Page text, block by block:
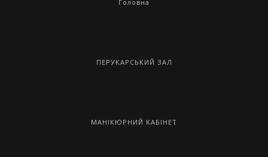
Головна
ПЕРУКАРСЬКИЙ ЗАЛ
МАНІКЮРНИЙ КАБІНЕТ